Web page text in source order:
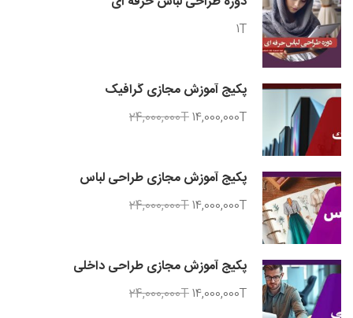
1T
پکیج آموزش مجازی گرافیک
24,000,000T14,000,000T
پکیج آموزش مجازی طراحی لباس
24,000,000T14,000,000T
پکیج آموزش مجازی طراحی داخلی
24,000,000T14,000,000T